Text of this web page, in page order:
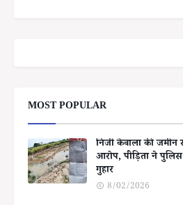
MOST POPULAR
निजी केवाला की जमीन
आरोप, पीड़िता ने
गुहार
8/02/2026